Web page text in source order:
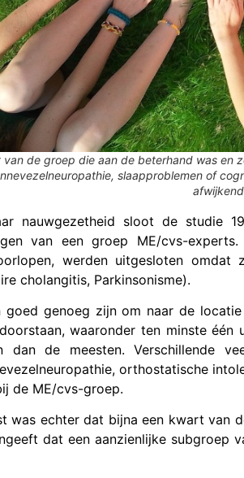
de groep die aan de beterhand was en
slaapproblemen of
nauwgezetheid sloot de studie
van een groep ME/cvs-
werden uitgesloten
cholangitis, Parkinsonisme).
goed genoeg zijn om naar de
waaronder ten minste
de meesten. Verschillende
orthostatische
de ME/cvs-groep.
was echter dat bijna een kwart van
dat een aanzienlijke subgroep